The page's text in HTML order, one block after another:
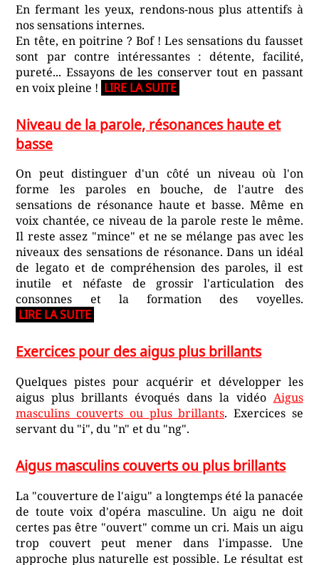
En fermant les yeux, rendons-nous plus attentifs à
nos sensations internes.
En tête, en poitrine ? Bof ! Les sensations du fausset
sont par contre intéressantes : détente, facilité,
pureté... Essayons de les conserver tout en passant
en voix pleine ! LIRE LA SUITE
Niveau de la parole, résonances haute et
basse
On peut distinguer d'un côté un niveau où l'on
forme les paroles en bouche, de l'autre des
sensations de résonance haute et basse. Même en
voix chantée, ce niveau de la parole reste le même.
Il reste assez "mince" et ne se mélange pas avec les
niveaux des sensations de résonance. Dans un idéal
de legato et de compréhension des paroles, il est
inutile et néfaste de grossir l'articulation des
consonnes et la formation des voyelles.
LIRE LA SUITE
Exercices pour des aigus plus brillants
Quelques pistes pour acquérir et développer les
aigus plus brillants évoqués dans la vidéo Aigus
masculins couverts ou plus brillants. Exercices se
servant du "i", du "n" et du "ng".
Aigus masculins couverts ou plus brillants
La "couverture de l'aigu" a longtemps été la panacée
de toute voix d'opéra masculine. Un aigu ne doit
certes pas être "ouvert" comme un cri. Mais un aigu
trop couvert peut mener dans l'impasse. Une
approche plus naturelle est possible. Le résultat est